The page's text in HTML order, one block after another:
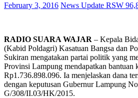
February 3, 2016 News Update RSW
RADIO SUARA WAJAR – Kepala
(Kabid Poldagri) Kasatuan Bangsa dan
Sukiran mengatakan partai politik yang
Provinsi Lampung mendapatkan bantuan
Rp1.736.898.096. Ia menjelaskan dana
dengan keputusan Gubernur Lampung
G/308/II.03/HK/2015.